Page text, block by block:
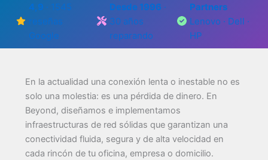
4,9 · 1545
reseñas
Google
Desde 1996 ·
30 años
reparando
Partners
Lenovo · Dell ·
HP
En la actualidad una conexión lenta o inestable no es
solo una molestia: es una pérdida de dinero. En
Beyond, diseñamos e implementamos
infraestructuras de red sólidas que garantizan una
conectividad fluida, segura y de alta velocidad en
cada rincón de tu oficina, empresa o domicilio.